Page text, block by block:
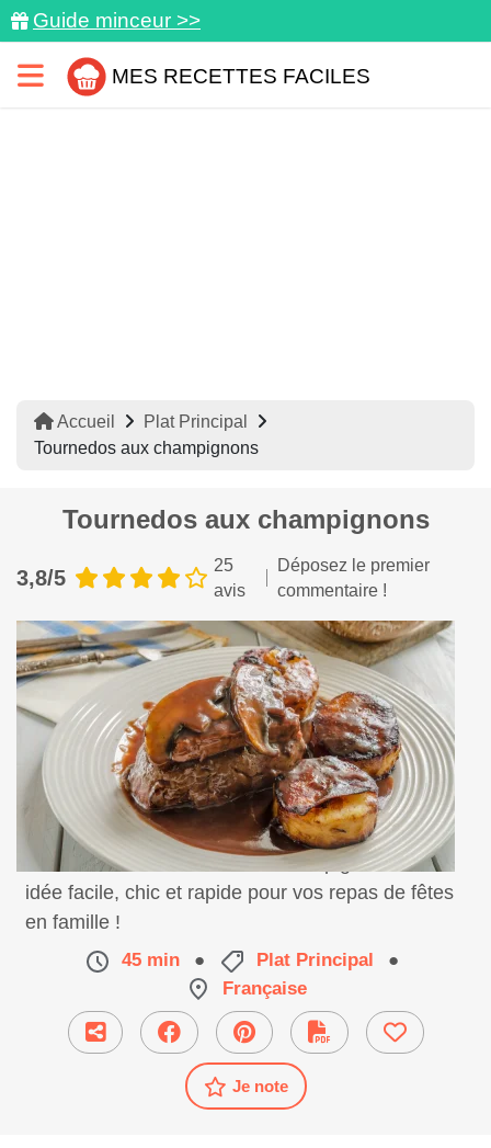
Guide minceur >>
MES RECETTES FACILES
Accueil
Plat Principal
Tournedos aux champignons
Tournedos aux champignons
3,8/5
25
avis
Déposez le premier
commentaire !
La recette du tournedos aux champignons, une
idée facile, chic et rapide pour vos repas de fêtes
en famille !
45 min ● Plat Principal
●
Française
Je note